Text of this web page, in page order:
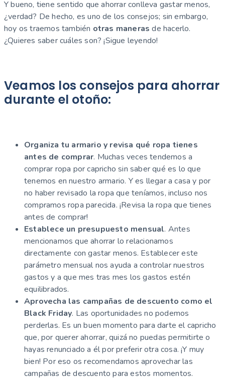
Y bueno, tiene sentido que ahorrar conlleva gastar menos,
¿verdad? De hecho, es uno de los consejos; sin embargo,
hoy os traemos también otras maneras de hacerlo.
¿Quieres saber cuáles son? ¡Sigue leyendo!
Veamos los consejos para ahorrar
durante el otoño:
Organiza tu armario y revisa qué ropa tienes
antes de comprar. Muchas veces tendemos a
comprar ropa por capricho sin saber qué es lo que
tenemos en nuestro armario. Y es llegar a casa y por
no haber revisado la ropa que teníamos, incluso nos
compramos ropa parecida. ¡Revisa la ropa que tienes
antes de comprar!
Establece un presupuesto mensual. Antes
mencionamos que ahorrar lo relacionamos
directamente con gastar menos. Establecer este
parámetro mensual nos ayuda a controlar nuestros
gastos y a que mes tras mes los gastos estén
equilibrados.
Aprovecha las campañas de descuento como el
Black Friday. Las oportunidades no podemos
perderlas. Es un buen momento para darte el capricho
que, por querer ahorrar, quizá no puedas permitirte o
hayas renunciado a él por preferir otra cosa. ¡Y muy
bien! Por eso os recomendamos aprovechar las
campañas de descuento para estos momentos.